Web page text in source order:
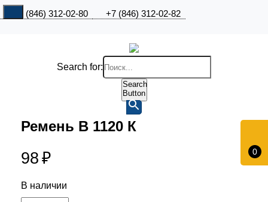
+7 (846) 312-02-80 +7 (846) 312-02-82
0
Search for:
Search
Button
Ремень В 1120 К
98 ₽
В наличии